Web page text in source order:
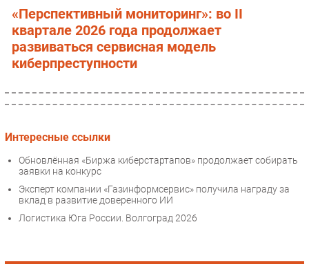
«Перспективный мониторинг»: во II
квартале 2026 года продолжает
развиваться сервисная модель
киберпреступности
Интересные ссылки
Обновлённая «Биржа киберстартапов» продолжает собирать
заявки на конкурс
Эксперт компании «Газинформсервис» получила награду за
вклад в развитие доверенного ИИ
Логистика Юга России. Волгоград 2026